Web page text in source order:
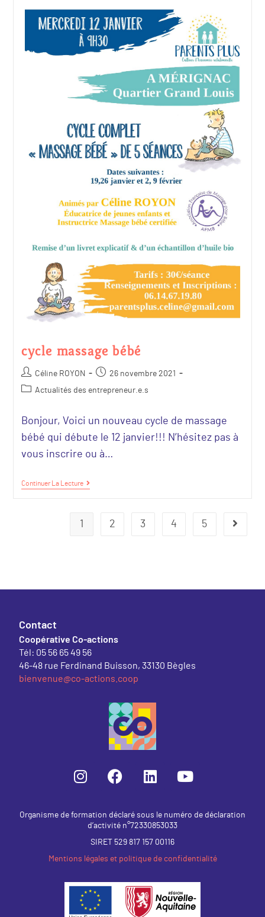
cycle massage bébé
Céline ROYON
26 novembre 2021
Actualités des entrepreneur.e.s
Bonjour, Voici un nouveau cycle de massage
bébé qui débute le 12 janvier!!! N’hésitez pas à
vous inscrire ou à…
Continuer La Lecture
1 2 3 4 5
Contact
Coopérative Co-actions
Tél: 05 56 65 49 56
46-48 rue Ferdinand Buisson, 33130 Bègles
bienvenue@co-actions.coop
Organisme de formation déclaré sous le numéro de déclaration
d’activité n°72330853033
SIRET 529 817 157 00116
Mentions légales et politique de confidentialité